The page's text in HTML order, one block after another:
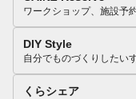
ワークショップ、施設予
DIY Style
自分でものづくりしたい
くらシェア